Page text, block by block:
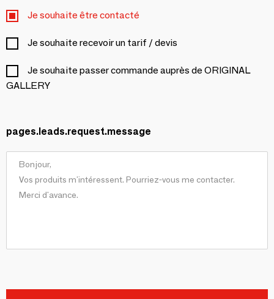
Je souhaite être contacté
Je souhaite recevoir un tarif / devis
Je souhaite passer commande auprès de ORIGINAL
GALLERY
pages.leads.request.message